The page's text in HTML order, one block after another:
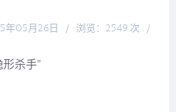
年05月26日 / 浏览：2549 次
/
杀手”